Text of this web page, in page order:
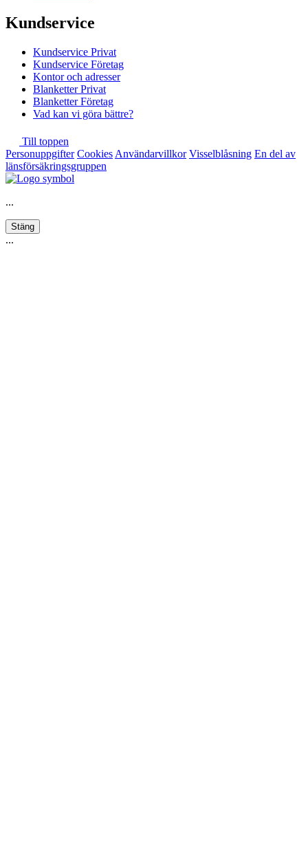
Kundservice
Kundservice Privat
Kundservice Företag
Kontor och adresser
Blanketter Privat
Blanketter Företag
Vad kan vi göra bättre?
Till toppen
Personuppgifter Cookies Användarvillkor Visselblåsning En del av
länsförsäkringsgruppen
...
Stäng
...